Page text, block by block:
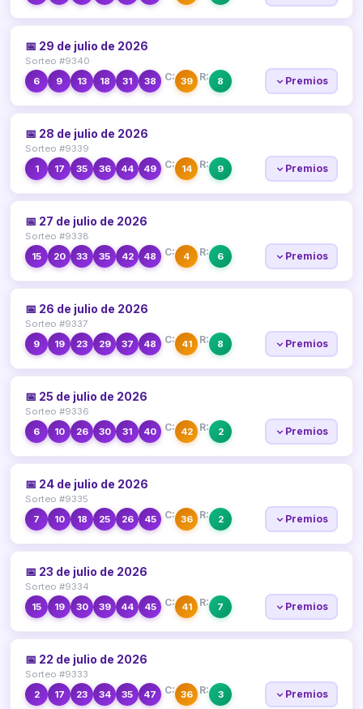
📅 29 de julio de 2026
Sorteo #9340
6
9 13 18 31 38 C: 39 R: 8 Premios
📅 28 de julio de 2026
Sorteo #9339
1
17 35 36 44 49 C: 14 R: 9 Premios
📅 27 de julio de 2026
Sorteo #9338
15
20 33 35 42 48 C: 4 R: 6 Premios
📅 26 de julio de 2026
Sorteo #9337
9
19 23 29 37 48 C: 41 R: 8 Premios
📅 25 de julio de 2026
Sorteo #9336
6
10 26 30 31 40 C: 42 R: 2 Premios
📅 24 de julio de 2026
Sorteo #9335
7
10 18 25 26 45 C: 36 R: 2 Premios
📅 23 de julio de 2026
Sorteo #9334
15
19 30 39 44 45 C: 41 R: 7 Premios
📅 22 de julio de 2026
Sorteo #9333
2
17 23 34 35 47 C: 36 R: 3 Premios